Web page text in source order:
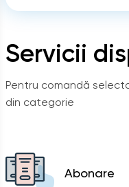
Servicii
Pentru comandă
din categorie
Abonare